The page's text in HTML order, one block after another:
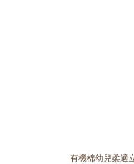
有機棉幼兒柔適